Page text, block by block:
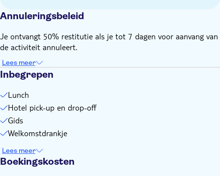
Annuleringsbeleid
Je ontvangt 50% restitutie als je tot 7 dagen voor aanvang van
de activiteit annuleert.
Lees meer
Inbegrepen
Lunch
Hotel pick-up en drop-off
Gids
Welkomstdrankje
Lees meer
Boekingskosten